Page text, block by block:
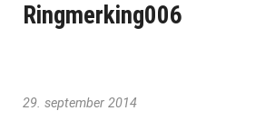
Ringmerking006
29. september 2014